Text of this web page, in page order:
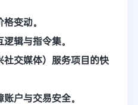
变动。
辑与指令集。
交媒体）服务项目的快
户与交易安全。